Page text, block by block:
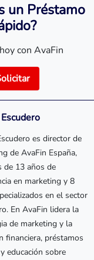
un Préstamo
con AvaFin
es director de
de AvaFin España,
de 13 años de
en marketing y 8
en el sector
En AvaFin lidera la
de marketing y la
financiera, préstamos
educación sobre